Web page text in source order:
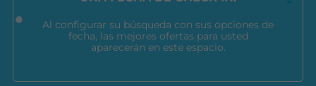
Al configurar su búsqueda con sus opciones de
fecha, las mejores ofertas para usted
aparecerán en este espacio.